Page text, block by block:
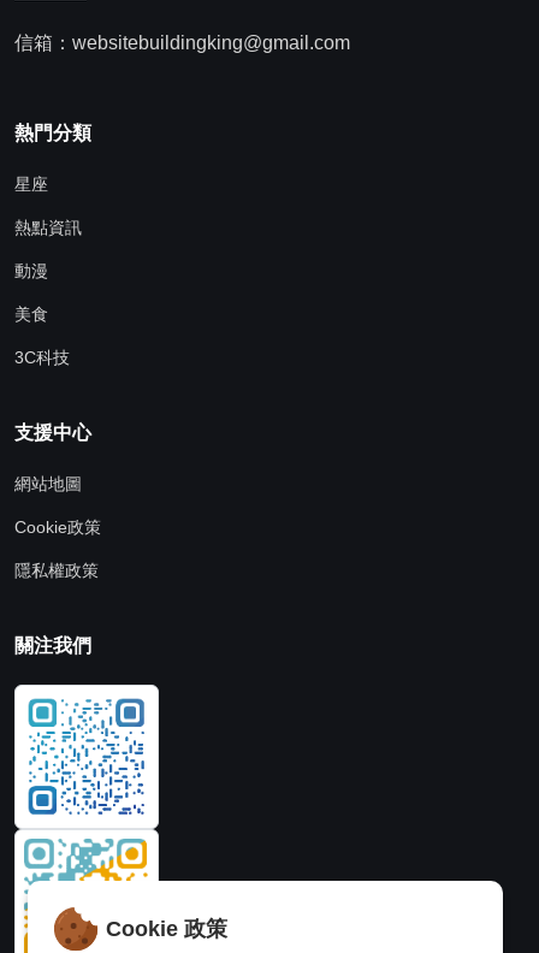
信箱：websitebuildingking@gmail.com
熱門分類
星座
熱點資訊
動漫
美食
3C科技
支援中心
網站地圖
Cookie政策
隱私權政策
關注我們
Cookie 政策